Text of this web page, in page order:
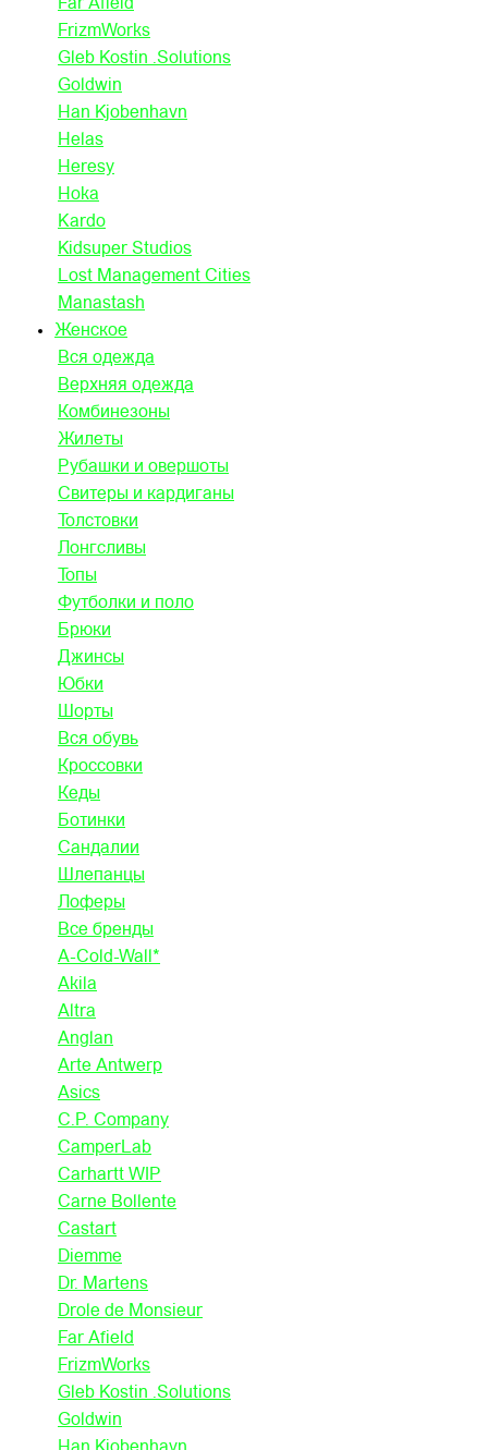
Far Afield
FrizmWorks
Gleb Kostin .Solutions
Goldwin
Han Kjobenhavn
Helas
Heresy
Hoka
Kardo
Kidsuper Studios
Lost Management Cities
Manastash
Женское
Вся одежда
Верхняя одежда
Комбинезоны
Жилеты
Рубашки и овершоты
Свитеры и кардиганы
Толстовки
Лонгсливы
Топы
Футболки и поло
Брюки
Джинсы
Юбки
Шорты
Вся обувь
Кроссовки
Кеды
Ботинки
Сандалии
Шлепанцы
Лоферы
Все бренды
A-Cold-Wall*
Akila
Altra
Anglan
Arte Antwerp
Asics
C.P. Company
CamperLab
Carhartt WIP
Carne Bollente
Castart
Diemme
Dr. Martens
Drole de Monsieur
Far Afield
FrizmWorks
Gleb Kostin .Solutions
Goldwin